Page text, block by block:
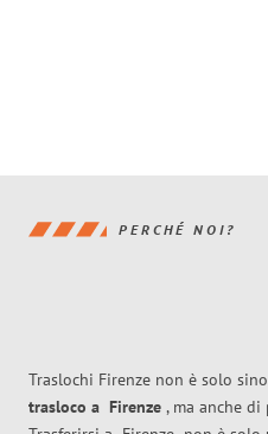
PERCHÉ NOI?
Traslochi Firenze non è solo
trasloco a Firenze , ma anche